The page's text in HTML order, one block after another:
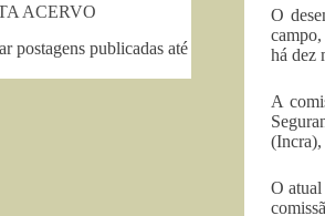
O
há dez
A
(Incra),
O
ACERVO
postagens publicadas até